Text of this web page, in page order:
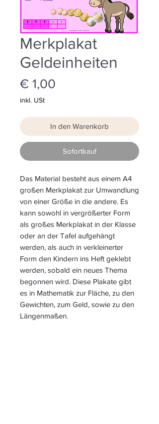
Merkplakat
Geldeinheiten
€ 1,00
inkl. USt
In den Warenkorb
Sofortkauf
Das Material besteht aus einem A4
großen Merkplakat zur Umwandlung
von einer Größe in die andere. Es
kann sowohl in vergrößerter Form
als großes Merkplakat in der Klasse
oder an der Tafel aufgehängt
werden, als auch in verkleinerter
Form den Kindern ins Heft geklebt
werden, sobald ein neues Thema
begonnen wird. Diese Plakate gibt
es in Mathematik zur Fläche, zu den
Gewichten, zum Geld, sowie zu den
Längenmaßen.